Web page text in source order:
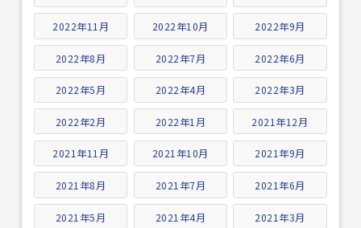
2022年11月 2022年10月 2022年9月
2022年8月 2022年7月 2022年6月
2022年5月 2022年4月 2022年3月
2022年2月 2022年1月 2021年12月
2021年11月 2021年10月 2021年9月
2021年8月 2021年7月 2021年6月
2021年5月 2021年4月 2021年3月